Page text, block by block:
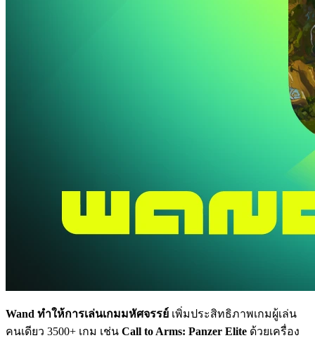
Wand ทำให้การเล่นเกมมหัศจรรย์ เพิ่มประสิทธิภาพเกมผู้เล่น
คนเดียว 3500+ เกม เช่น Call to Arms: Panzer Elite ด้วยเครื่อง